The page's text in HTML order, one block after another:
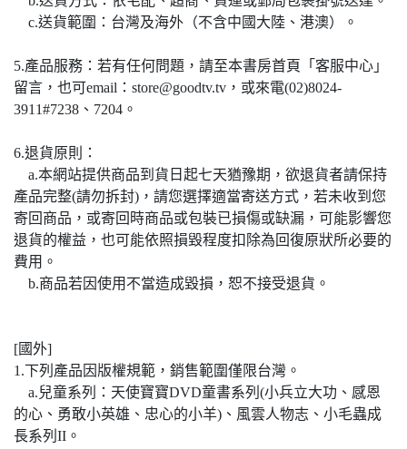
c.送貨範圍：台灣及海外（不含中國大陸、港澳）。
5.產品服務：若有任何問題，請至本書房首頁「客服中心」
留言，也可email：store@goodtv.tv，或來電(02)8024-
3911#7238、7204。
6.退貨原則：
a.本網站提供商品到貨日起七天猶豫期，欲退貨者請保持
產品完整(請勿拆封)，請您選擇適當寄送方式，若未收到您
寄回商品，或寄回時商品或包裝已損傷或缺漏，可能影響您
退貨的權益，也可能依照損毀程度扣除為回復原狀所必要的
費用。
b.商品若因使用不當造成毀損，恕不接受退貨。
[國外]
1.下列產品因版權規範，銷售範圍僅限台灣。
a.兒童系列：天使寶寶DVD童書系列(小兵立大功、感恩
的心、勇敢小英雄、忠心的小羊)、風雲人物志、小毛蟲成
長系列II。